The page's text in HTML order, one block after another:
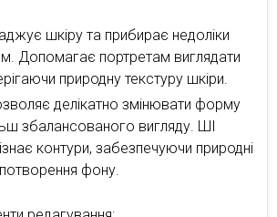
шкіру та прибирає недоліки
Допомагає портретам виглядати
природну текстуру шкіри.
делікатно змінювати форму
збалансованого вигляду. ШІ
контури, забезпечуючи природні
фону.